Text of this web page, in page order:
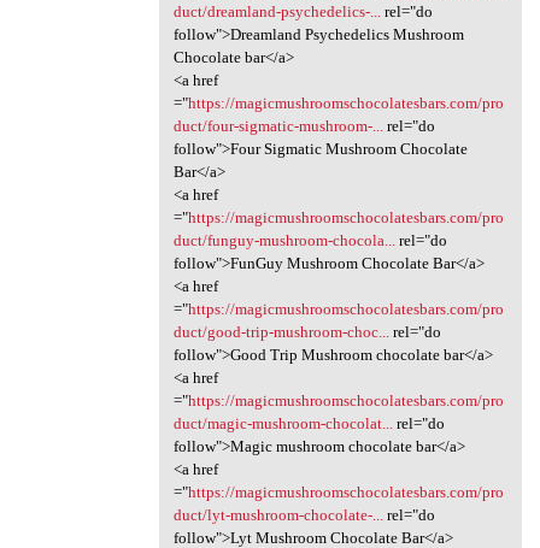
duct/dreamland-psychedelics-...
rel="do
follow">Dreamland Psychedelics Mushroom
Chocolate bar</a>
<a href
="https://magicmushroomschocolatesbars.com/pro
duct/four-sigmatic-mushroom-...
rel="do
follow">Four Sigmatic Mushroom Chocolate
Bar</a>
<a href
="https://magicmushroomschocolatesbars.com/pro
duct/funguy-mushroom-chocola...
rel="do
follow">FunGuy Mushroom Chocolate Bar</a>
<a href
="https://magicmushroomschocolatesbars.com/pro
duct/good-trip-mushroom-choc...
rel="do
follow">Good Trip Mushroom chocolate bar</a>
<a href
="https://magicmushroomschocolatesbars.com/pro
duct/magic-mushroom-chocolat...
rel="do
follow">Magic mushroom chocolate bar</a>
<a href
="https://magicmushroomschocolatesbars.com/pro
duct/lyt-mushroom-chocolate-...
rel="do
follow">Lyt Mushroom Chocolate Bar</a>